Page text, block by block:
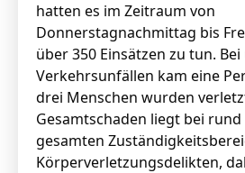
hatten es im Zeitraum von
Donnerstagnachmittag bis
über 350 Einsätzen zu tun.
Verkehrsunfällen kam eine
drei Menschen wurden
Gesamtschaden liegt bei rund
gesamten
Körperverletzungsdelikten,